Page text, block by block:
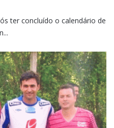
ter concluído o calendário de